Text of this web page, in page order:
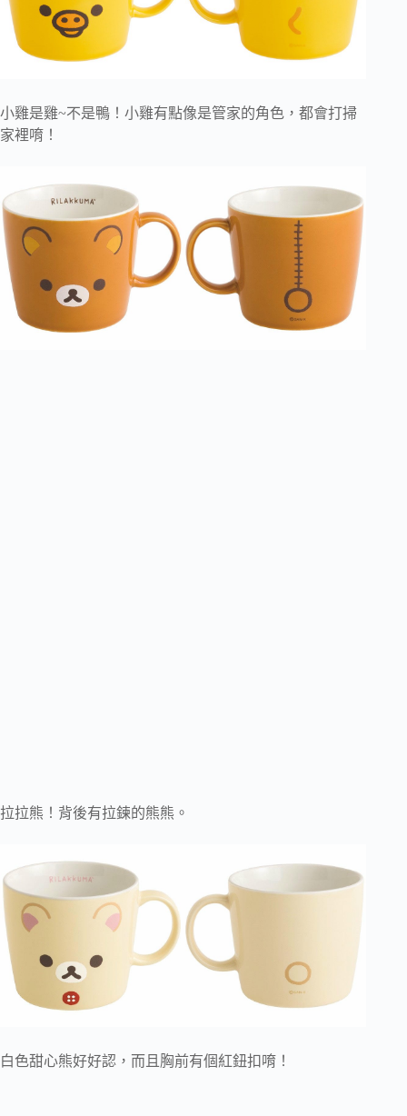
小雞是雞~不是鴨！小雞有點像是管家的角色，都會打掃
家裡唷！
拉拉熊！背後有拉鍊的熊熊。
白色甜心熊好好認，而且胸前有個紅鈕扣唷！